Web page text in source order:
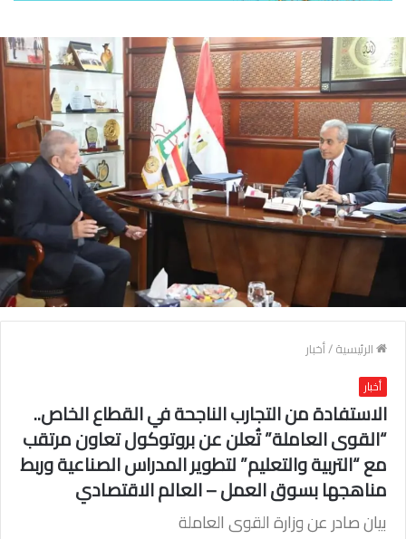
الرئيسية/أخبار
أخبار
الاستفادة من التجارب الناجحة في القطاع الخاص..
“القوى العاملة” تُعلن عن بروتوكول تعاون مرتقب
مع “التربية والتعليم” لتطوير المدراس الصناعية وربط
مناهجها بسوق العمل – العالم الاقتصادي
بيان صادر عن وزارة القوى العاملة